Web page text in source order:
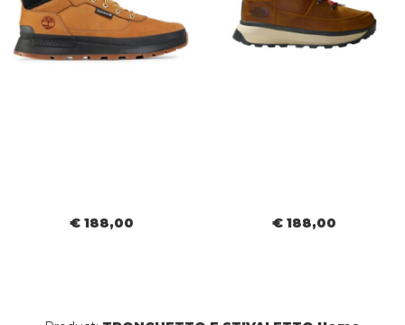
€ 188,00 € 188,00